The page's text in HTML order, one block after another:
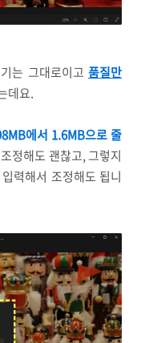
는 그대로이고 품질만
데요.
에서 1.6MB으로 줄
정해도 괜찮고, 그렇지
력해서 조정해도 됩니